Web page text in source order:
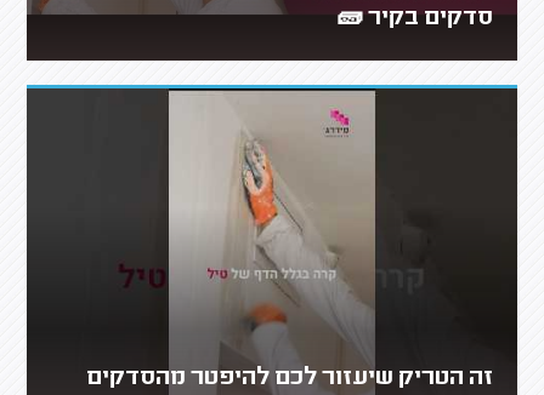
סדקים בקיר 🧱
זה הטריק שיעזור לכם להיפטר מהסדקים